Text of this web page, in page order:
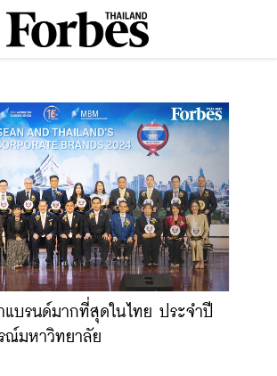
บรนด์มากที่สุดในไทย ประจำปี
ณ์มหาวิทยาลัย